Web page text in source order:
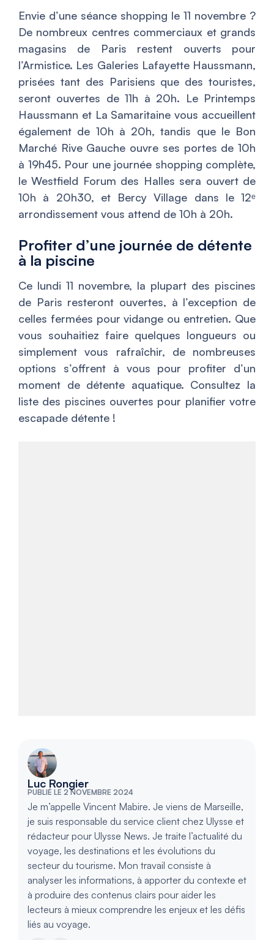
Envie d’une séance shopping le 11 novembre ?
De nombreux centres commerciaux et grands
magasins de Paris restent ouverts pour
l’Armistice. Les Galeries Lafayette Haussmann,
prisées tant des Parisiens que des touristes,
seront ouvertes de 11h à 20h. Le Printemps
Haussmann et La Samaritaine vous accueillent
également de 10h à 20h, tandis que le Bon
Marché Rive Gauche ouvre ses portes de 10h
à 19h45. Pour une journée shopping complète,
le Westfield Forum des Halles sera ouvert de
10h à 20h30, et Bercy Village dans le 12ᵉ
arrondissement vous attend de 10h à 20h.
Profiter d’une journée de détente
à la piscine
Ce lundi 11 novembre, la plupart des piscines
de Paris resteront ouvertes, à l’exception de
celles fermées pour vidange ou entretien. Que
vous souhaitiez faire quelques longueurs ou
simplement vous rafraîchir, de nombreuses
options s’offrent à vous pour profiter d’un
moment de détente aquatique. Consultez la
liste des piscines ouvertes pour planifier votre
escapade détente !
Luc Rongier
PUBLIÉ LE 2 NOVEMBRE 2024
Je m’appelle Vincent Mabire. Je viens de Marseille,
je suis responsable du service client chez Ulysse et
rédacteur pour Ulysse News. Je traite l’actualité du
voyage, les destinations et les évolutions du
secteur du tourisme. Mon travail consiste à
analyser les informations, à apporter du contexte et
à produire des contenus clairs pour aider les
lecteurs à mieux comprendre les enjeux et les défis
liés au voyage.